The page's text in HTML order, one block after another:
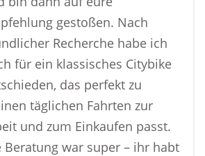
gestoßen. Nach
Recherche habe ich
für ein klassisches Citybike
das perfekt zu
täglichen Fahrten zur
und zum Einkaufen passt.
Beratung war super – ihr habt